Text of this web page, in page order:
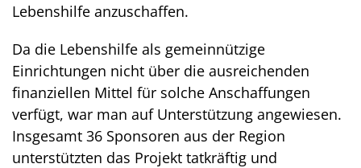
Lebenshilfe anzuschaffen.
Da die Lebenshilfe als gemeinnützige
Einrichtungen nicht über die ausreichenden
finanziellen Mittel für solche Anschaffungen
verfügt, war man auf Unterstützung angewiesen.
Insgesamt 36 Sponsoren aus der Region
unterstützten das Projekt tatkräftig und